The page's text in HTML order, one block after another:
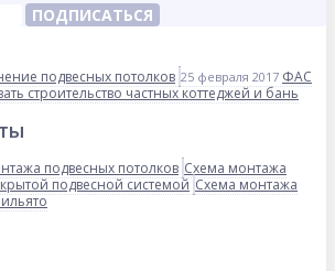
ПОДПИСАТЬСЯ
подвесных потолков 25 февраля 2017 ФАС
строительство частных коттеджей и бань
подвесных потолков Схема монтажа
подвесной системой Схема монтажа